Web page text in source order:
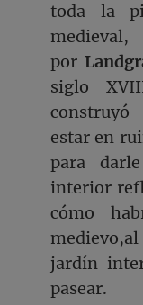
toda la
por
siglo
construyó
estar en
para
interior
cómo
jardín
pasear.